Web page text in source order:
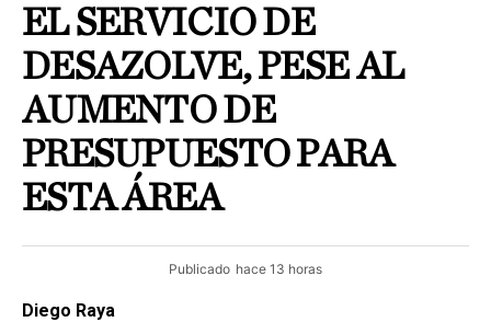
EL SERVICIO DE
DESAZOLVE, PESE AL
AUMENTO DE
PRESUPUESTO PARA
ESTA ÁREA
Publicado hace 13 horas
Diego Raya